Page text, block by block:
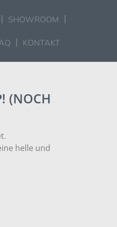
SHOWROOM
KONTAKT
(NOCH
helle und